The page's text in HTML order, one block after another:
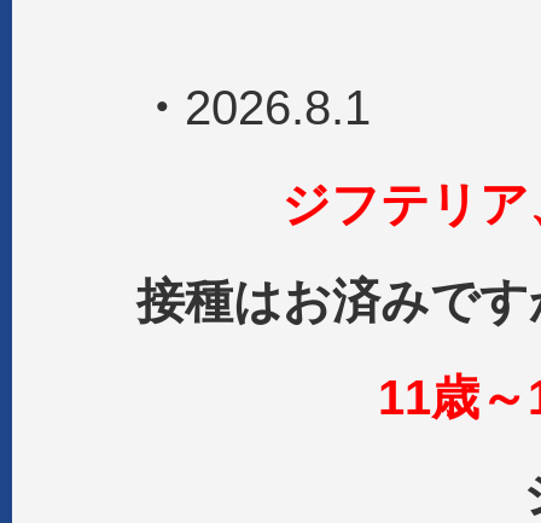
・ 2026.8.1
ジフテリ
接種はお済みです
11歳～
ジフテ